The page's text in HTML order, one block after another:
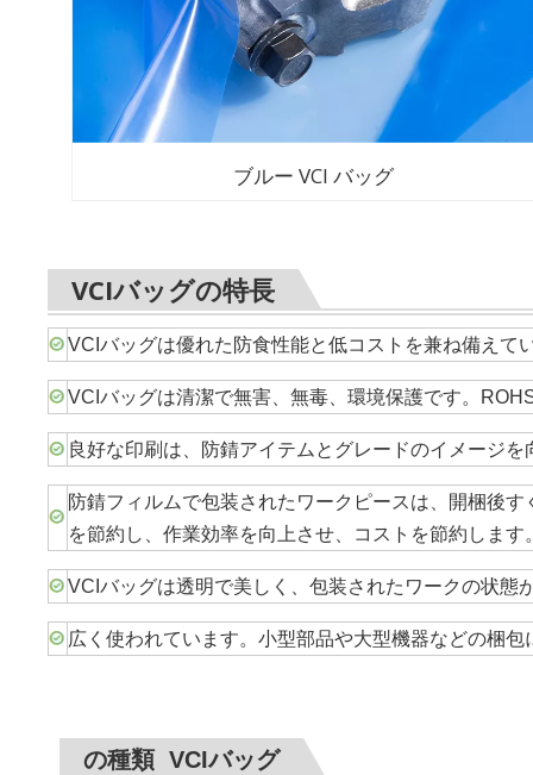
ブルー VCI バッグ
VCIバッグの特長
VCIバッグは優れた防食性能と低コストを兼ね備えて
VCIバッグは清潔で無害、無毒、環境保護です。
良好な印刷は、防錆アイテムとグレードのイメージ
防錆フィルムで包装されたワークピースは、開梱後
を節約し、作業効率を向上させ、コストを節約します
VCIバッグは透明で美しく、包装されたワークの状態
広く使われています。小型部品や大型機器などの梱包
の種類 VCIバッグ